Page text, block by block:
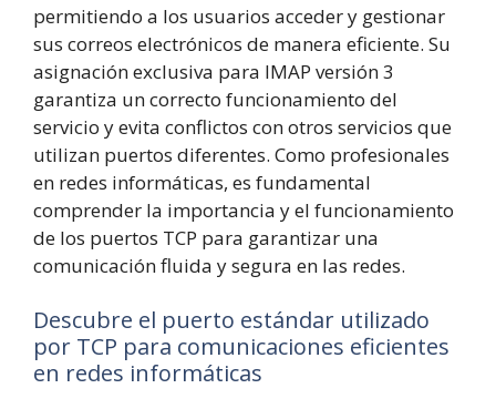
permitiendo a los usuarios acceder y gestionar
sus correos electrónicos de manera eficiente. Su
asignación exclusiva para IMAP versión 3
garantiza un correcto funcionamiento del
servicio y evita conflictos con otros servicios que
utilizan puertos diferentes. Como profesionales
en redes informáticas, es fundamental
comprender la importancia y el funcionamiento
de los puertos TCP para garantizar una
comunicación fluida y segura en las redes.
Descubre el puerto estándar utilizado
por TCP para comunicaciones eficientes
en redes informáticas